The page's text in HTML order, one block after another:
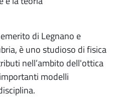
di Legnano e
è uno studioso di fisica
nell’ambito dell'ottica
modelli